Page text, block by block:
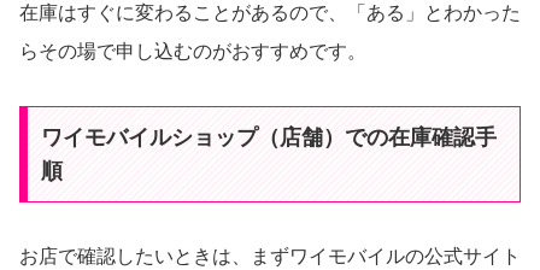
在庫はすぐに変わることがあるので、「ある」とわかった
らその場で申し込むのがおすすめです。
ワイモバイルショップ（店舗）での在庫確認手
順
お店で確認したいときは、まずワイモバイルの公式サイト